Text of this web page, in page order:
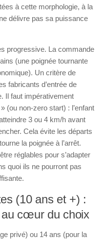
à cette morphologie, à la
délivre pas sa puissance
progressive. La commande
(une poignée tournante
Un critère de
fabricants d’entrée de
Il faut impérativement
(ou non-zero start) : l’enfant
3 ou 4 km/h avant
Cela évite les départs
la poignée à l’arrêt.
réglables pour s’adapter
quoi ils ne pourront pas
(10 ans et +) :
au cœur du choix
privé) ou 14 ans (pour la